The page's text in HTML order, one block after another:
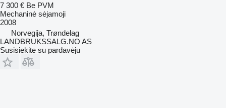
7 300 € Be PVM
Mechaninė sėjamoji
2008
Norvegija, Trøndelag
LANDBRUKSSALG.NO AS
Susisiekite su pardavėju